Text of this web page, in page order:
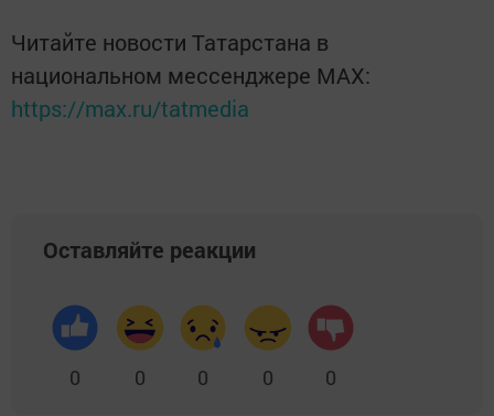
Читайте новости Татарстана в
национальном мессенджере MАХ:
https://max.ru/tatmedia
Оставляйте реакции
0 0 0 0 0